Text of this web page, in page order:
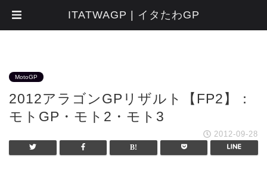
MotoGP
2012アラゴンGPリザルト【FP2】：
モトGP・モト2・モト3
2012-09-28
ITATWAGP | イタたわGP